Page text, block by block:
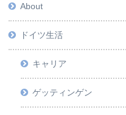
About
ドイツ生活
キャリア
ゲッティンゲン